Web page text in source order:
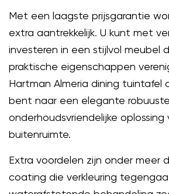
Met een laagste prijsgarantie
extra aantrekkelijk. U kunt met
investeren in een stijlvol meubel
praktische eigenschappen
Hartman Almeria dining tuintafel
bent naar een elegante
onderhoudsvriendelijke oplossing
buitenruimte.
Extra voordelen zijn onder meer
coating die verkleuring